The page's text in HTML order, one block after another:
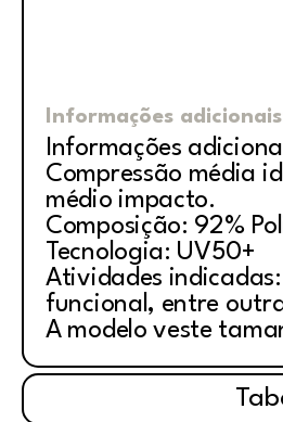
Informações
Informações
Compressão média
médio impacto.
Composição: 92%
Tecnologia: UV50+
Atividades
funcional, entre
A modelo veste